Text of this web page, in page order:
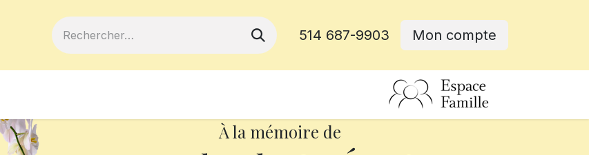
514 687-9903 Mon compte
À la mémoire de